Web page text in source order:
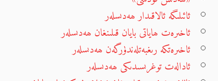
ئائىلىگە ئالاقىدار ھەدىسلەر
ئاخىرەت ھاياتى بايان قىلىنغان ھەدىسلەر
ئاخىرەتكە رىغبەتلەندۈرگەن ھەدىسلەر
ئادالەت توغرىسىدىكى ھەدىسلەر